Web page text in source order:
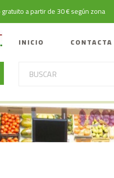
a partir de 30 € según zona
INICIO